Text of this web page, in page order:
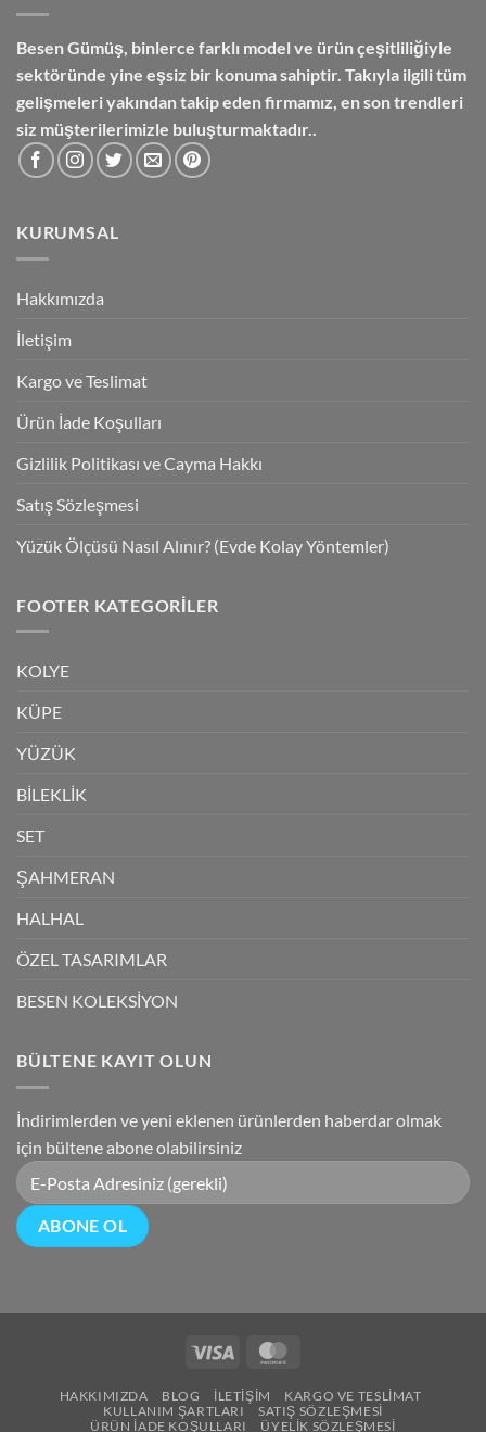
Besen Gümüş, binlerce farklı model ve ürün çeşitliliğiyle
sektöründe yine eşsiz bir konuma sahiptir. Takıyla ilgili tüm
gelişmeleri yakından takip eden firmamız, en son trendleri
siz müşterilerimizle buluşturmaktadır..
KURUMSAL
Hakkımızda
İletişim
Kargo ve Teslimat
Ürün İade Koşulları
Gizlilik Politikası ve Cayma Hakkı
Satış Sözleşmesi
Yüzük Ölçüsü Nasıl Alınır? (Evde Kolay Yöntemler)
FOOTER KATEGORILER
KOLYE
KÜPE
YÜZÜK
BİLEKLİK
SET
ŞAHMERAN
HALHAL
ÖZEL TASARIMLAR
BESEN KOLEKSİYON
BÜLTENE KAYIT OLUN
İndirimlerden ve yeni eklenen ürünlerden haberdar olmak
için bültene abone olabilirsiniz
Visa
HAKKIMIZDA BLOG İLETIŞIM
KARGO VE TESLIMAT
KULLANIM ŞARTLARI
SATIŞ SÖZLEŞMESI
ÜRÜN İADE KOŞULLARI
ÜYELIK SÖZLEŞMESI